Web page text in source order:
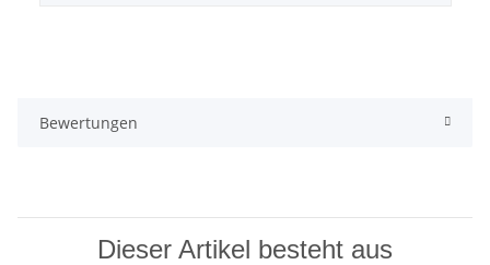
Bewertungen
Dieser Artikel besteht aus